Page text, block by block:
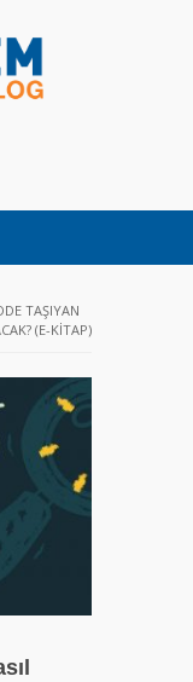
TAŞIYAN
(E-KITAP)